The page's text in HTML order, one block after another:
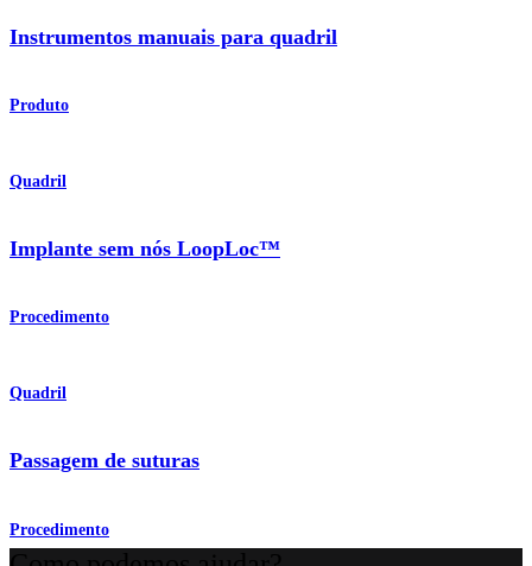
Instrumentos manuais para quadril
Produto
Quadril
Implante sem nós LoopLoc™
Procedimento
Quadril
Passagem de suturas
Procedimento